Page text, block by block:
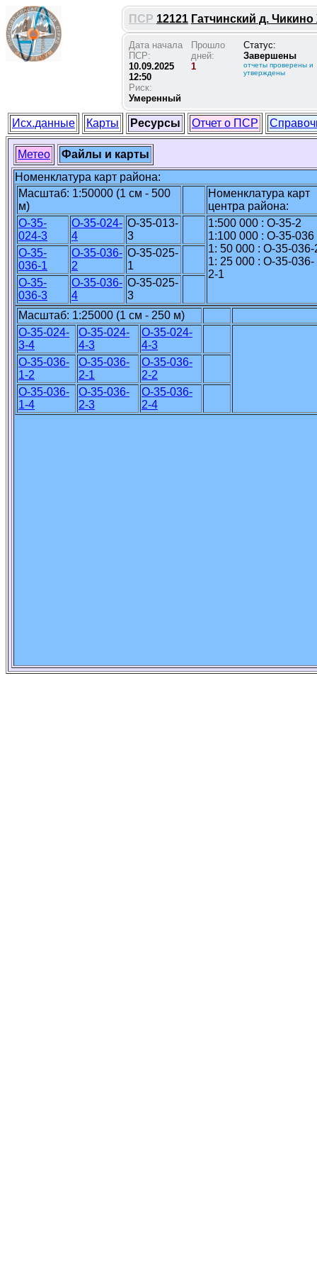
ПСР 12121 Гатчинский д.
Дата начала
ПСР:
10.09.2025
12:50
Риск:
Умеренный
Прошло
дней:
1
Статус:
Завершены
отчеты проверены и
утверждены
Исх.данные Карты Ресурсы Отчет о ПСР
Метео
Файлы и карты
Номенклатура карт района:
Масштаб: 1:50000 (1 см - 500
м)
Номенклатура карт
центра района:
O-35-
024-3
O-35-024-
4
O-35-013-
3
1:500 000 : O-35-2
1:100 000 : O-35-036
1: 50 000 : O-35-036-
1: 25 000 : O-35-036-
2-1
O-35-
036-1
O-35-036-
2
O-35-025-
1
O-35-
036-3
O-35-036-
4
O-35-025-
3
Масштаб: 1:25000 (1 см - 250 м)
O-35-024-
3-4
O-35-024-
4-3
O-35-024-
4-3
O-35-036-
1-2
O-35-036-
2-1
O-35-036-
2-2
O-35-036-
1-4
O-35-036-
2-3
O-35-036-
2-4